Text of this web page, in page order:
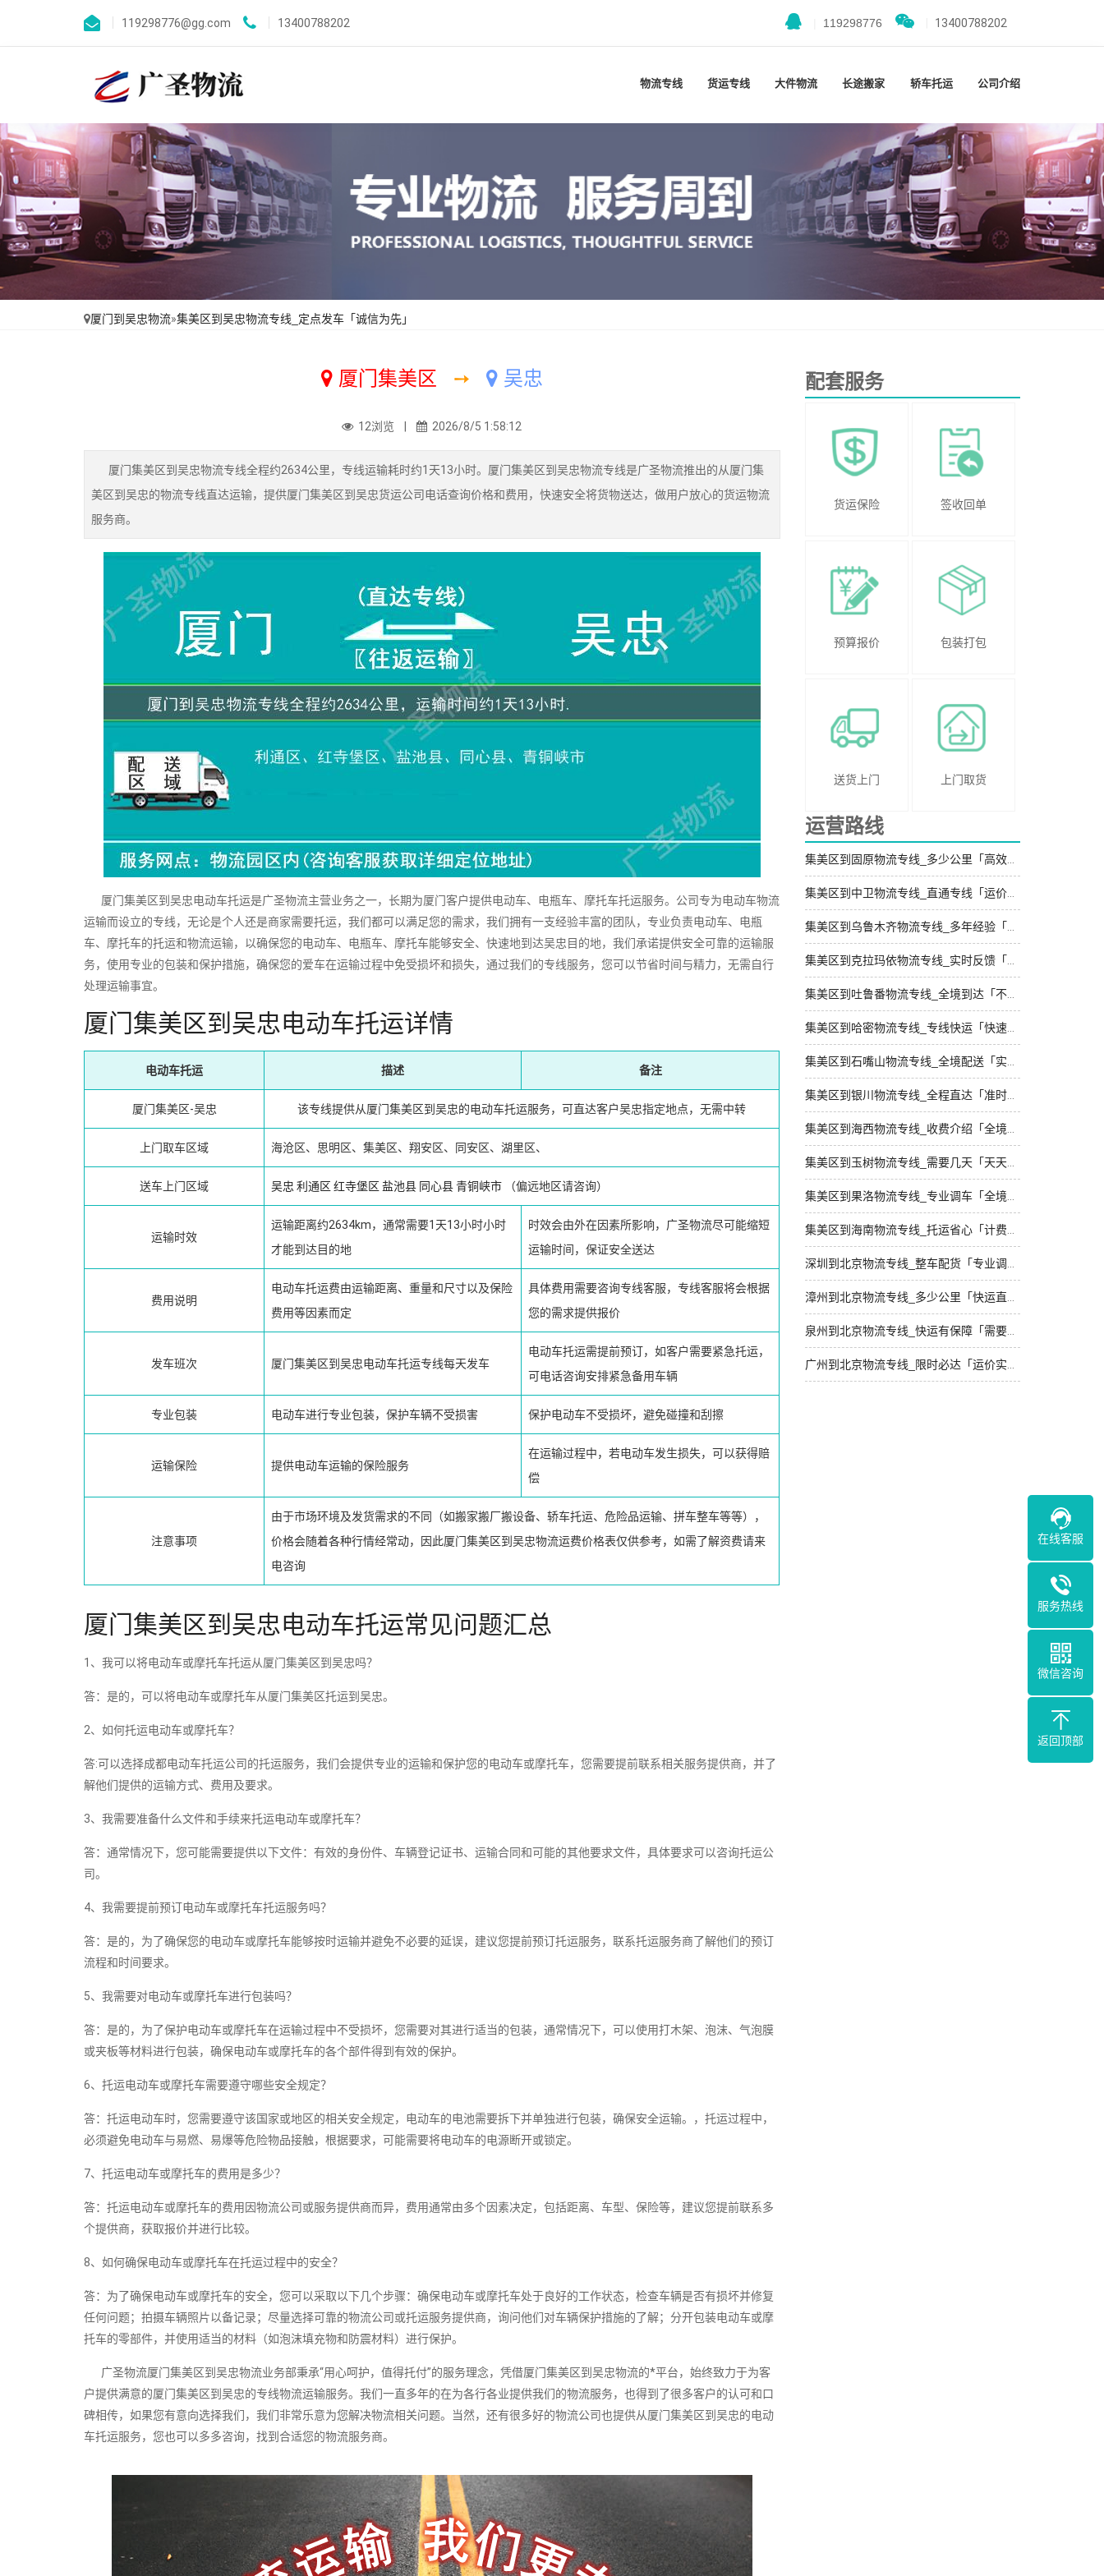
119298776@gg.com 13400788202 119298776 13400788202
物流专线 货运专线 大件物流 长途搬家 轿车托运 公司介绍
厦门到吴忠物流»集美区到吴忠物流专线_定点发车「诚信为先」
厦门集美区 ➙ 吴忠
12浏览 | 2026/8/5 1:58:12
厦门集美区到吴忠物流专线全程约2634公里，专线运输耗时约1天13小时。厦门集美区到吴忠物流专线是广圣物流推出的从厦门集
美区到吴忠的物流专线直达运输，提供厦门集美区到吴忠货运公司电话查询价格和费用，快速安全将货物送达，做用户放心的货运物流
服务商。
厦门集美区到吴忠电动车托运是广圣物流主营业务之一，长期为厦门客户提供电动车、电瓶车、摩托车托运服务。公司专为电动车物流
运输而设立的专线，无论是个人还是商家需要托运，我们都可以满足您的需求，我们拥有一支经验丰富的团队，专业负责电动车、电瓶
车、摩托车的托运和物流运输，以确保您的电动车、电瓶车、摩托车能够安全、快速地到达吴忠目的地，我们承诺提供安全可靠的运输服
务，使用专业的包装和保护措施，确保您的爱车在运输过程中免受损坏和损失，通过我们的专线服务，您可以节省时间与精力，无需自行
处理运输事宜。
厦门集美区到吴忠电动车托运详情
电动车托运 描述 备注
厦门集美区-吴忠 该专线提供从厦门集美区到吴忠的电动车托运服务，可直达客户吴忠指定地点，无需中转
上门取车区域 海沧区、思明区、集美区、翔安区、同安区、湖里区、
送车上门区域 吴忠 利通区 红寺堡区 盐池县 同心县青铜峡市 （偏远地区请咨询）
运输时效
运输距离约2634km，通常需要1天13小时小时
才能到达目的地
时效会由外在因素所影响，广圣物流尽可能缩短
运输时间，保证安全送达
费用说明
电动车托运费由运输距离、重量和尺寸以及保险
费用等因素而定
具体费用需要咨询专线客服，专线客服将会根据
您的需求提供报价
发车班次 厦门集美区到吴忠电动车托运专线每天发车
电动车托运需提前预订，如客户需要紧急托运，
可电话咨询安排紧急备用车辆
专业包装 电动车进行专业包装，保护车辆不受损害 保护电动车不受损坏，避免碰撞和刮擦
运输保险 提供电动车运输的保险服务
在运输过程中，若电动车发生损失，可以获得赔
偿
注意事项
由于市场环境及发货需求的不同（如搬家搬厂搬设备、轿车托运、危险品运输、拼车整车等等），
价格会随着各种行情经常动，因此厦门集美区到吴忠物流运费价格表仅供参考，如需了解资费请来
电咨询
厦门集美区到吴忠电动车托运常见问题汇总
1、我可以将电动车或摩托车托运从厦门集美区到吴忠吗？
答：是的，可以将电动车或摩托车从厦门集美区托运到吴忠。
2、如何托运电动车或摩托车？
答:可以选择成都电动车托运公司的托运服务，我们会提供专业的运输和保护您的电动车或摩托车，您需要提前联系相关服务提供商，并了
解他们提供的运输方式、费用及要求。
3、我需要准备什么文件和手续来托运电动车或摩托车？
答：通常情况下，您可能需要提供以下文件：有效的身份件、车辆登记证书、运输合同和可能的其他要求文件，具体要求可以咨询托运公
司。
4、我需要提前预订电动车或摩托车托运服务吗？
答：是的，为了确保您的电动车或摩托车能够按时运输并避免不必要的延误，建议您提前预订托运服务，联系托运服务商了解他们的预订
流程和时间要求。
5、我需要对电动车或摩托车进行包装吗？
答：是的，为了保护电动车或摩托车在运输过程中不受损坏，您需要对其进行适当的包装，通常情况下，可以使用打木架、泡沫、气泡膜
或夹板等材料进行包装，确保电动车或摩托车的各个部件得到有效的保护。
6、托运电动车或摩托车需要遵守哪些安全规定？
答：托运电动车时，您需要遵守该国家或地区的相关安全规定，电动车的电池需要拆下并单独进行包装，确保安全运输。，托运过程中，
必须避免电动车与易燃、易爆等危险物品接触，根据要求，可能需要将电动车的电源断开或锁定。
7、托运电动车或摩托车的费用是多少？
答：托运电动车或摩托车的费用因物流公司或服务提供商而异，费用通常由多个因素决定，包括距离、车型、保险等，建议您提前联系多
个提供商，获取报价并进行比较。
8、如何确保电动车或摩托车在托运过程中的安全？
答：为了确保电动车或摩托车的安全，您可以采取以下几个步骤：确保电动车或摩托车处于良好的工作状态，检查车辆是否有损坏并修复
任何问题；拍摄车辆照片以备记录；尽量选择可靠的物流公司或托运服务提供商，询问他们对车辆保护措施的了解；分开包装电动车或摩
托车的零部件，并使用适当的材料（如泡沫填充物和防震材料）进行保护。
广圣物流厦门集美区到吴忠物流业务部秉承“用心呵护，值得托付”的服务理念，凭借厦门集美区到吴忠物流的*平台，始终致力于为客
户提供满意的厦门集美区到吴忠的专线物流运输服务。我们一直多年的在为各行各业提供我们的物流服务，也得到了很多客户的认可和口
碑相传，如果您有意向选择我们，我们非常乐意为您解决物流相关问题。当然，还有很多好的物流公司也提供从厦门集美区到吴忠的电动
车托运服务，您也可以多多咨询，找到合适您的物流服务商。
配套服务
货运保险 签收回单
预算报价 包装打包
送货上门 上门取货
运营路线
集美区到固原物流专线_多少公里「高效运输」
集美区到中卫物流专线_直通专线「运价行情」
集美区到乌鲁木齐物流专线_多年经验「计费标准」
集美区到克拉玛依物流专线_实时反馈「诚信经营」
集美区到吐鲁番物流专线_全境到达「不随意加价」
集美区到哈密物流专线_专线快运「快速响应」
集美区到石嘴山物流专线_全境配送「实时跟踪 」
集美区到银川物流专线_全程直达「准时准点」
集美区到海西物流专线_收费介绍「全境派送」
集美区到玉树物流专线_需要几天「天天发车」
集美区到果洛物流专线_专业调车「全境到达」
集美区到海南物流专线_托运省心「计费标准」
深圳到北京物流专线_整车配货「专业调车」
漳州到北京物流专线_多少公里「快运直达」
泉州到北京物流专线_快运有保障「需要几天」
广州到北京物流专线_限时必达「运价实惠」
在线客服
服务热线
微信咨询
返回顶部